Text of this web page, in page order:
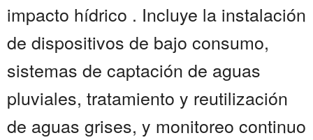
impacto hídrico . Incluye la instalación
de dispositivos de bajo consumo,
sistemas de captación de aguas
pluviales, tratamiento y reutilización
de aguas grises, y monitoreo continuo